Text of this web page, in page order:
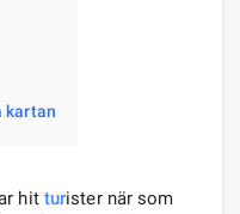
kartan
hit turister när som